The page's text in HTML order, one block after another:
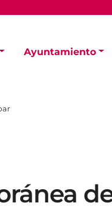
Ayuntamiento